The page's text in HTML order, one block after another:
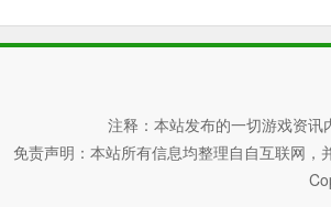
注释：本站发布的一切游戏资
免责声明：本站所有信息均整理自自互联网